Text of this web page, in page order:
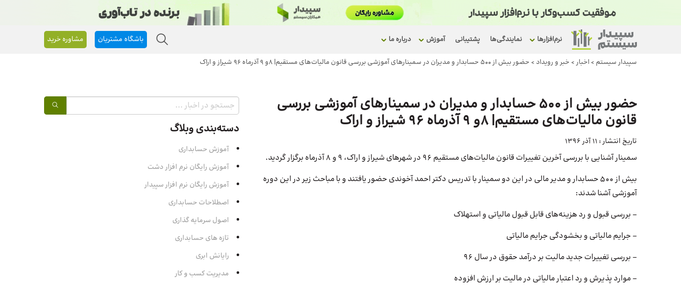
باشگاه مشتریان مشاوره خرید نرم‌افزارها نمایندگی‌ها پشتیبانی آموزش درباره ما
سپیدار سیستم > اخبار> خبر و رویداد > حضور بیش از 500 حسابدار و مدیران در سمینارهای آموزشی بررسی قانون مالیات‌های مستقیم| 8و 9 آذرماه 96 شیراز و اراک
حضور بیش از 500 حسابدار و مدیران در سمینارهای آموزشی بررسی
قانون مالیات‌های مستقیم| 8و 9 آذرماه 96 شیراز و اراک
تاریخ انتشار : 11 آذر 1396
سمینار آشنایی با بررسی آخرین تغییرات قانون مالیات‌های مستقیم 96 در شهرهای شیراز و اراک، 9 و 8 آذرماه برگزار گردید.
بیش از 500 حسابدار و مدیر مالی در این دو سمینار با تدریس دکتر احمد آخوندی حضور یافتند و با مباحث زیر در این دوره
آموزشی آشنا شدند:
– بررسی قبول و رد هزینه‌های قابل قبول مالیاتی و استهلاک
– جرایم مالیاتی و بخشودگی جرایم مالیاتی
– بررسی تغییرات جدید مالیت بر درآمد حقوق در سال ۹۶
– موارد پذیرش و رد اعتبار مالیاتی در مالیت بر ارزش افزوده
دسته‌بندی وبلاگ
آموزش حسابداری
آموزش رایگان نرم افزار دشت
آموزش رایگان نرم افزار سپیدار
اصطلاحات حسابداری
اصول سرمایه‌ گذاری
تازه های حسابداری
رایانش ابری
مدیریت کسب و کار